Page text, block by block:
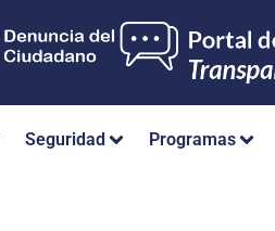
Seguridad Programas